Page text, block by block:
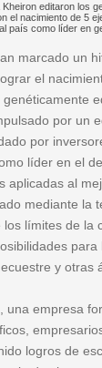
editaron los
el nacimiento de 5
país como líder en
marcado un
el
por un
por
líder en el
aplicadas al
mediante la
límites de la
para
y otras
una empresa
logros de